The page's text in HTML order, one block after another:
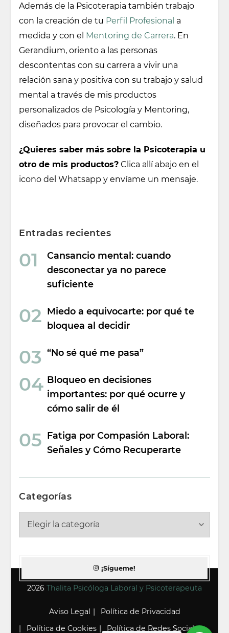
Además de la Psicoterapia también trabajo
con la creación de tu Perfil Profesional a
medida y con el Mentoring de Carrera. En
Gerandium, oriento a las personas
descontentas con su carrera a vivir una
relación sana y positiva con su trabajo y salud
mental a través de mis productos
personalizados de Psicología y Mentoring,
diseñados para provocar el cambio.
¿Quieres saber más sobre la Psicoterapia u
otro de mis productos? Clica allí abajo en el
icono del Whatsapp y envíame un mensaje.
Entradas recientes
Cansancio mental: cuando
desconectar ya no parece
suficiente
Miedo a equivocarte: por qué te
bloquea al decidir
“No sé qué me pasa”
Bloqueo en decisiones
importantes: por qué ocurre y
cómo salir de él
Fatiga por Compasión Laboral:
Señales y Cómo Recuperarte
Categorías
Categorías
¡Sígueme!
2026 Thalita Psicóloga Laboral y Psicoterapeuta
Aviso Legal
Política de Privacidad
Política de Cookies
Política de Redes Sociales